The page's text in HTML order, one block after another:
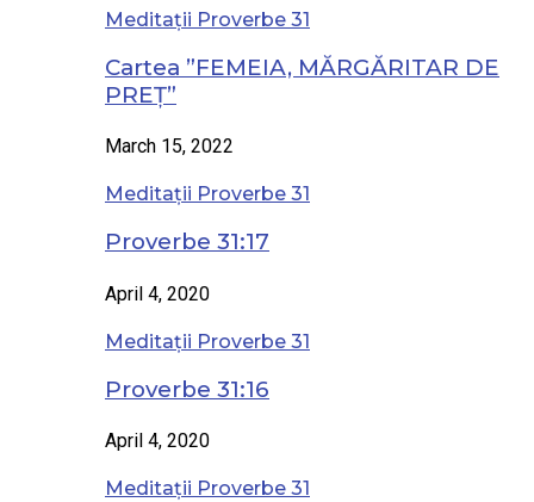
Meditații Proverbe 31
Cartea ”FEMEIA, MĂRGĂRITAR DE
PREȚ”
March 15, 2022
Meditații Proverbe 31
Proverbe 31:17
April 4, 2020
Meditații Proverbe 31
Proverbe 31:16
April 4, 2020
Meditații Proverbe 31